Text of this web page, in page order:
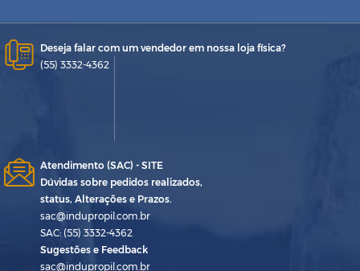
Deseja falar com um vendedor em nossa loja física?
(55) 3332-4362
Atendimento (SAC) - SITE
Dúvidas sobre pedidos realizados,
status, Alterações e Prazos.
sac@indupropil.com.br
SAC: (55) 3332-4362
Sugestões e Feedback
sac@indupropil.com.br